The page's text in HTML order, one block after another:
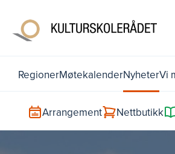
RegionerMøtekalenderNyheterVi
Arrangement Nettbutikk